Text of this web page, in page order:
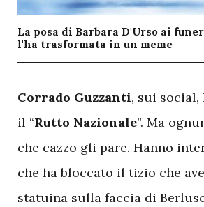
La posa di Barbara D'Urso ai
l'ha trasformata in un meme
Corrado Guzzanti, sui social,
il “Rutto Nazionale”. Ma
che cazzo gli pare. Hanno
che ha bloccato il tizio che
statuina sulla faccia di